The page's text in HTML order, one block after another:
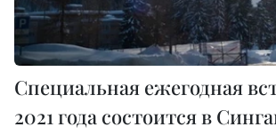
Специальная ежегодная
2021 года состоится в